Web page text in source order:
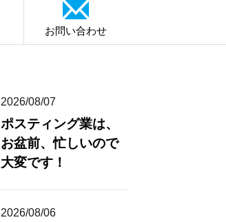
お問い合わせ
2026/08/07
ポスティング業は、
お盆前、忙しいので
大変です！
2026/08/06